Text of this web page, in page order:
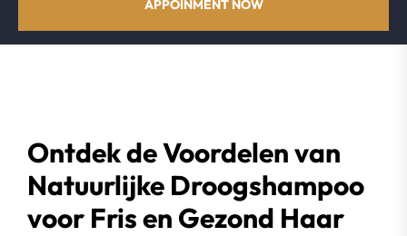
APPOINMENT NOW
Ontdek de Voordelen van
Natuurlijke Droogshampoo
voor Fris en Gezond Haar